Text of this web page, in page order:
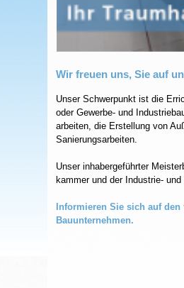
Wir freuen uns, Sie auf
Unser Schwerpunkt ist die
oder Gewerbe- und
arbeiten, die Erstellung von
Sanierungsarbeiten.
Unser inhabergeführter
kammer und der Industrie-
Informieren Sie sich auf
Bauunternehmen.